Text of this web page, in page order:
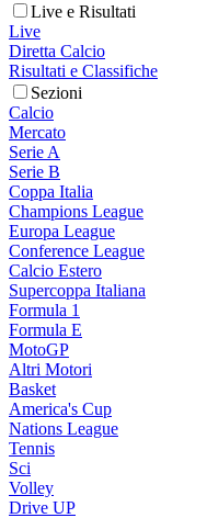
Live e Risultati
Live
Diretta Calcio
Risultati e Classifiche
Sezioni
Calcio
Mercato
Serie A
Serie B
Coppa Italia
Champions League
Europa League
Conference League
Calcio Estero
Supercoppa Italiana
Formula 1
Formula E
MotoGP
Altri Motori
Basket
America's Cup
Nations League
Tennis
Sci
Volley
Drive UP